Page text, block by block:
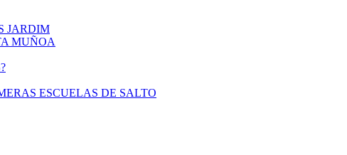
JARDIM
MUÑOA
ESCUELAS DE SALTO